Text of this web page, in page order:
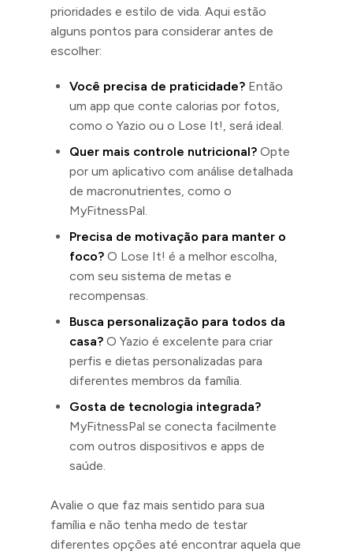
prioridades e estilo de vida. Aqui estão
alguns pontos para considerar antes de
escolher:
Você precisa de praticidade? Então
um app que conte calorias por fotos,
como o Yazio ou o Lose It!, será ideal.
Quer mais controle nutricional? Opte
por um aplicativo com análise detalhada
de macronutrientes, como o
MyFitnessPal.
Precisa de motivação para manter o
foco? O Lose It! é a melhor escolha,
com seu sistema de metas e
recompensas.
Busca personalização para todos da
casa? O Yazio é excelente para criar
perfis e dietas personalizadas para
diferentes membros da família.
Gosta de tecnologia integrada?
MyFitnessPal se conecta facilmente
com outros dispositivos e apps de
saúde.
Avalie o que faz mais sentido para sua
família e não tenha medo de testar
diferentes opções até encontrar aquela que